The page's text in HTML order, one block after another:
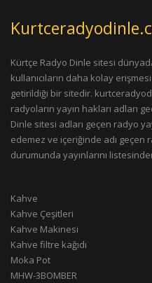
Kürtçe Radyo Dinle sitesi
kullanıcıların daha kolay
getirildiği bir sitedir.
radyoların yayın hakları adları
Dinle sitesi adları geçen radyo
edemez ve içeriğinde adı
durumunda yayınlarını
Kahve
Kahve Çeşitleri
Kahve Makinesi
Kahve filtre kağıdı
Moka Pot
MHW-3BOMBER